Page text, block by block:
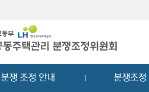
분쟁 조정 안내 분쟁조정